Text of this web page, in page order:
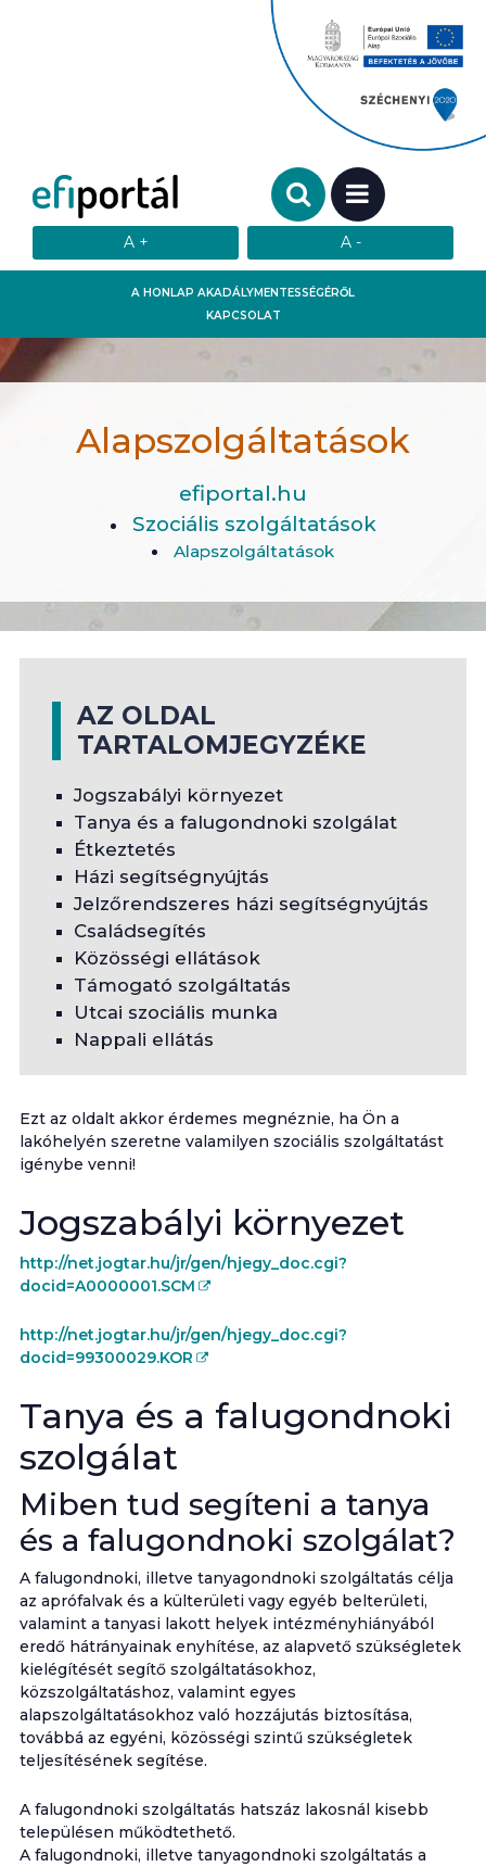
A HONLAP AKADÁLYMENTESSÉGÉRŐL
KAPCSOLAT
Keresendő szó:
MENÜ
Alapszolgáltatások
efiportal.hu
Szociális szolgáltatások
Alapszolgáltatások
AZ OLDAL
TARTALOMJEGYZÉKE
Jogszabályi környezet
Tanya és a falugondnoki szolgálat
Étkeztetés
Házi segítségnyújtás
Jelzőrendszeres házi segítségnyújtás
Családsegítés
Közösségi ellátások
Támogató szolgáltatás
Utcai szociális munka
Nappali ellátás
Ezt az oldalt akkor érdemes megnéznie, ha Ön a
lakóhelyén szeretne valamilyen szociális szolgáltatást
igénybe venni!
Jogszabályi környezet
http://net.jogtar.hu/jr/gen/hjegy_doc.cgi?
docid=A0000001.SCM
http://net.jogtar.hu/jr/gen/hjegy_doc.cgi?
docid=99300029.KOR
Tanya és a falugondnoki
szolgálat
Miben tud segíteni a tanya
és a falugondnoki szolgálat?
A falugondnoki, illetve tanyagondnoki szolgáltatás célja
az aprófalvak és a külterületi vagy egyéb belterületi,
valamint a tanyasi lakott helyek intézményhiányából
eredő hátrányainak enyhítése, az alapvető szükségletek
kielégítését segítő szolgáltatásokhoz,
közszolgáltatáshoz, valamint egyes
alapszolgáltatásokhoz való hozzájutás biztosítása,
továbbá az egyéni, közösségi szintű szükségletek
teljesítésének segítése.
A falugondnoki szolgáltatás hatszáz lakosnál kisebb
településen működtethető.
A falugondnoki, illetve tanyagondnoki szolgáltatás a